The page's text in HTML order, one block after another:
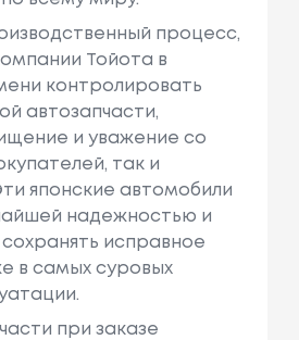
процесс,
Тойота в
контролировать
автозапчасти,
и уважение со
так и
японские автомобили
надежностью и
исправное
в самых суровых
при заказе